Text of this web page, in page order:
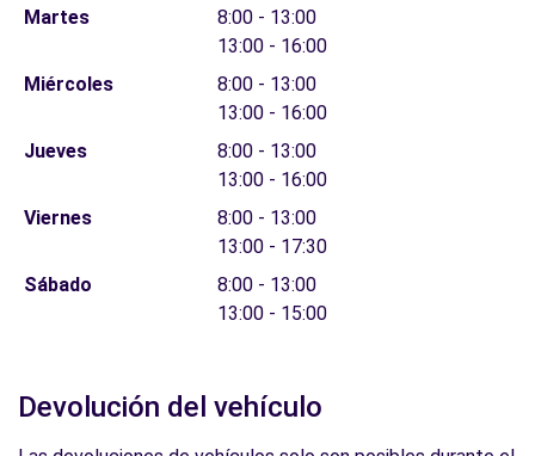
Martes
8:00 - 13:00
13:00 - 16:00
Miércoles
8:00 - 13:00
13:00 - 16:00
Jueves
8:00 - 13:00
13:00 - 16:00
Viernes
8:00 - 13:00
13:00 - 17:30
Sábado
8:00 - 13:00
13:00 - 15:00
Devolución del vehículo